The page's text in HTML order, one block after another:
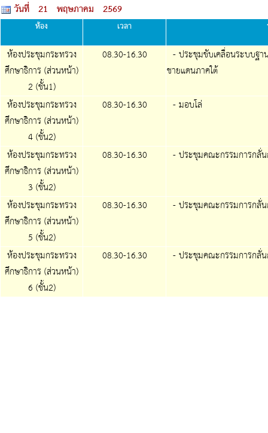
วันที่ 21 พฤษภาคม 2569
ห้อง เวลา
ห้องประชุมกระทรวง
ศึกษาธิการ (ส่วนหน้า)
2 (ชั้น1)
08.30-16.30
- ประชุมขับเคลื่อนระบบฐา
ชายแดนภาคใต้
ห้องประชุมกระทรวง
ศึกษาธิการ (ส่วนหน้า)
4 (ชั้น2)
08.30-16.30 - มอบโล่
ห้องประชุมกระทรวง
ศึกษาธิการ (ส่วนหน้า)
3 (ชั้น2)
08.30-16.30 - ประชุมคณะกรรมการกลั่น
ห้องประชุมกระทรวง
ศึกษาธิการ (ส่วนหน้า)
5 (ชั้น2)
08.30-16.30 - ประชุมคณะกรรมการกลั่น
ห้องประชุมกระทรวง
ศึกษาธิการ (ส่วนหน้า)
6 (ชั้น2)
08.30-16.30 - ประชุมคณะกรรมการกลั่น